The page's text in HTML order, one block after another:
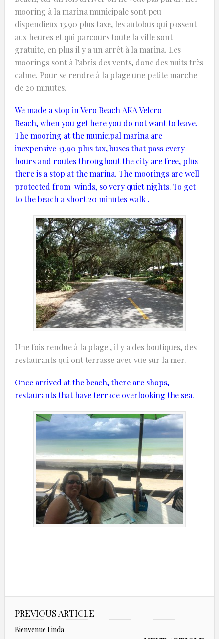
mooring à la marina municipale sont peu
dispendieux 13.90 plus taxe, les autobus qui passent
aux heures et qui parcours toute la ville sont
gratuite, en plus il y a un arrêt à la marina. Les
moorings sont à l’abris des vents, donc des nuits très
calme. Pour se rendre à la plage une petite marche
de 20 minutes.
Wemade a stop in Vero BeachAKAVelcro
Beach,when you get here youdo not wantto leave.
Themooring at themunicipal marina are
inexpensive 13.90 plus tax, busesthat passevery
hours and routesthroughout the city are free, plus
there is a stop at themarina. Themoorings arewell
protected from winds, so very quietnights. To get
to the beach a short 20 minutes walk.
Une fois rendue à la plage , il y a des boutiques, des
restaurants qui ont terrasse avec vue sur la mer.
Once arrived atthe beach,there are shops,
restaurantsthat haveterrace overlooking the sea.
PREVIOUS ARTICLE
Bienvenue Linda